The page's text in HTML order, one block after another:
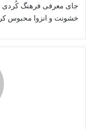
جای معرفی فرهنگ کُردی
خشونت و انزوا محبوس